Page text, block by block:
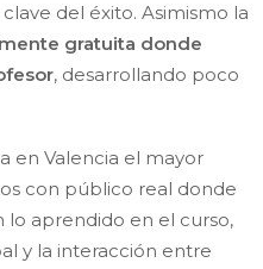
del éxito. Asimismo la
gratuita donde
, desarrollando poco
en Valencia el mayor
con público real donde
lo aprendido en el curso,
y la interacción entre